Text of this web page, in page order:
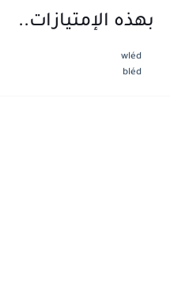
بهذه الإمتيازات..
wléd
bléd